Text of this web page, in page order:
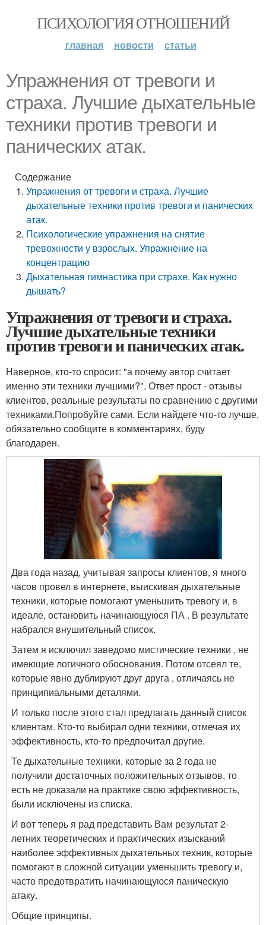
ПСИХОЛОГИЯ ОТНОШЕНИЙ
главная новости статьи
Упражнения от тревоги и
страха. Лучшие дыхательные
техники против тревоги и
панических атак.
Содержание
Упражнения от тревоги и страха. Лучшие
дыхательные техники против тревоги и панических
атак.
Психологические упражнения на снятие
тревожности у взрослых. Упражнение на
концентрацию
Дыхательная гимнастика при страхе. Как нужно
дышать?
Упражнения от тревоги и страха.
Лучшие дыхательные техники
против тревоги и панических атак.
Наверное, кто-то спросит: "а почему автор считает
именно эти техники лучшими?". Ответ прост - отзывы
клиентов, реальные результаты по сравнению с другими
техниками.Попробуйте сами. Если найдете что-то лучше,
обязательно сообщите в комментариях, буду
благодарен.
Два года назад, учитывая запросы клиентов, я много
часов провел в интернете, выискивая дыхательные
техники, которые помогают уменьшить тревогу и, в
идеале, остановить начинающуюся ПА . В результате
набрался внушительный список.
Затем я исключил заведомо мистические техники , не
имеющие логичного обоснования. Потом отсеял те,
которые явно дублируют друг друга , отличаясь не
принципиальными деталями.
И только после этого стал предлагать данный список
клиентам. Кто-то выбирал одни техники, отмечая их
эффективность, кто-то предпочитал другие.
Те дыхательные техники, которые за 2 года не
получили достаточных положительных отзывов, то
есть не доказали на практике свою эффективность,
были исключены из списка.
И вот теперь я рад представить Вам результат 2-
летних теоретических и практических изысканий
наиболее эффективных дыхательных техник, которые
помогают в сложной ситуации уменьшить тревогу и,
часто предотвратить начинающуюся паническую
атаку.
Общие принципы.